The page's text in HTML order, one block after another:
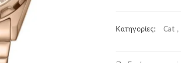
Κατηγορίες: Cat ,